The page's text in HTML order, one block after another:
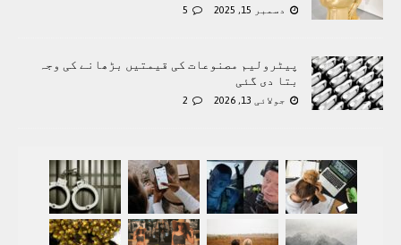
دسمبر 15, 2025 5
پیٹرولیم مصنوعات کی قیمتیں بڑھانے کی وجہ
بتا دی گئی
جولائی 13, 2026 2